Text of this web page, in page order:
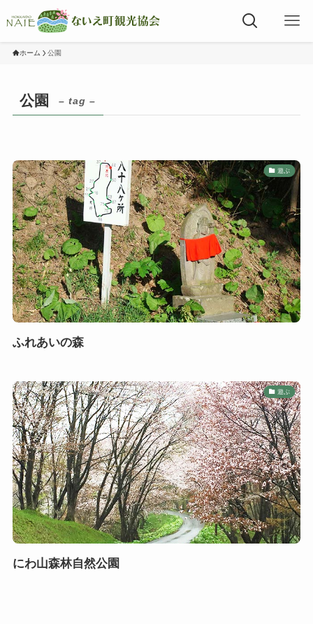
ホーム 公園
公園 – tag –
遊ぶ
ふれあいの森
遊ぶ
にわ山森林自然公園